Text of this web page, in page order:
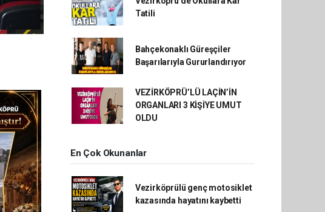
Tatili
Bahçekonaklı Güreşçiler
Başarılarıyla Gururlandırıyor
VEZİRKÖPRÜ’LÜ LAÇİN’İN
ORGANLARI 3 KİŞİYE UMUT
OLDU
En Çok Okunanlar
Vezirköprülü genç motosiklet
kazasında hayatını kaybetti